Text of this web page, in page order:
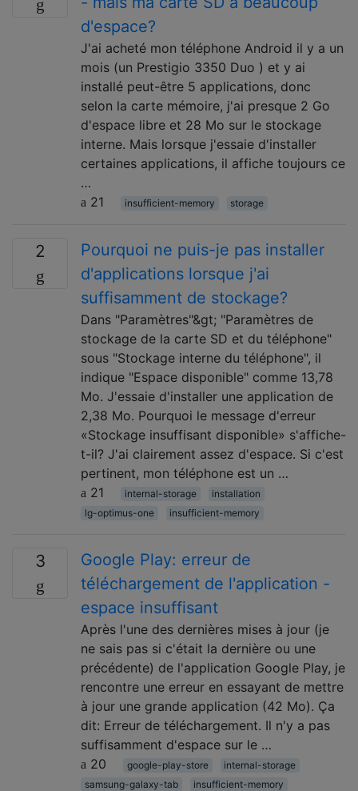
d'espace?
J'ai acheté mon téléphone Android il y a un
mois (un Prestigio 3350 Duo ) et y ai
installé peut-être 5 applications, donc
selon la carte mémoire, j'ai presque 2 Go
d'espace libre et 28 Mo sur le stockage
interne. Mais lorsque j'essaie d'installer
certaines applications, il affiche toujours ce
…
21
insufficient-memory storage
2
Pourquoi ne puis-je pas installer
d'applications lorsque j'ai
suffisamment de stockage?
Dans "Paramètres"&gt; "Paramètres de
stockage de la carte SD et du téléphone"
sous "Stockage interne du téléphone", il
indique "Espace disponible" comme 13,78
Mo. J'essaie d'installer une application de
2,38 Mo. Pourquoi le message d'erreur
«Stockage insuffisant disponible» s'affiche-
t-il? J'ai clairement assez d'espace. Si c'est
pertinent, mon téléphone est un …
21
internal-storage
installation
lg-optimus-one
insufficient-memory
3
Google Play: erreur de
téléchargement de l'application -
espace insuffisant
Après l'une des dernières mises à jour (je
ne sais pas si c'était la dernière ou une
précédente) de l'application Google Play, je
rencontre une erreur en essayant de mettre
à jour une grande application (42 Mo). Ça
dit: Erreur de téléchargement. Il n'y a pas
suffisamment d'espace sur le …
20
google-play-store
internal-storage
samsung-galaxy-tab
insufficient-memory